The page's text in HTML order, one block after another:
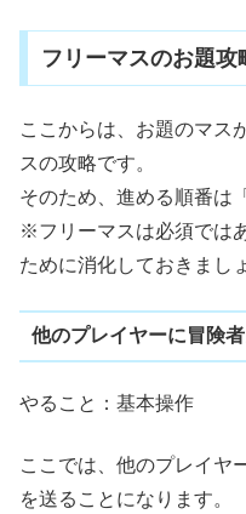
フリーマスのお題攻
ここからは、お題のマス
スの攻略です。
そのため、進める順番は
※フリーマスは必須では
ために消化しておきまし
他のプレイヤーに冒険
やること：基本操作
ここでは、他のプレイヤ
を送ることになります。